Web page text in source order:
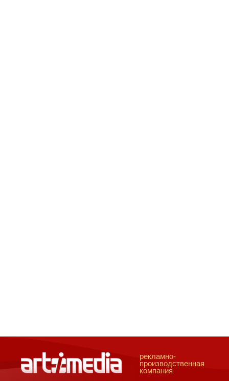
рекламно-
производственная
компания